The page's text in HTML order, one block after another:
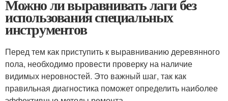
Можно ли выравнивать лаги без
использования специальных
инструментов
Перед тем как приступить к выравниванию деревянного
пола, необходимо провести проверку на наличие
видимых неровностей. Это важный шаг, так как
правильная диагностика поможет определить наиболее